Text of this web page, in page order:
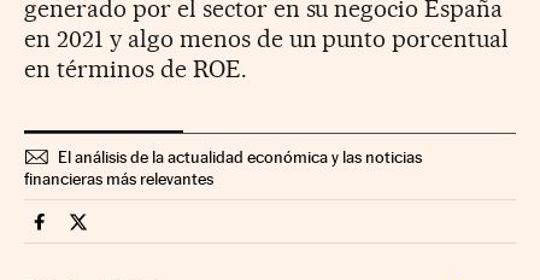
generado por el sector en su negocio España
en 2021 y algo menos de un punto porcentual
en términos de ROE.
El análisis de la actualidad económica y las noticias
financieras más relevantes
Mercados Financieros Cinco Días en Facebook
Mercados Financieros Cinco Días en Twitter